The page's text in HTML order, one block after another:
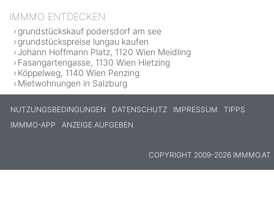
IMMMO ENTDECKEN
grundstückskauf podersdorf am see
grundstückspreise lungau kaufen
Johann Hoffmann Platz, 1120 Wien Meidling
Fasangartengasse, 1130 Wien Hietzing
Köppelweg, 1140 Wien Penzing
Mietwohnungen in Salzburg
NUTZUNGSBEDINGUNGEN DATENSCHUTZ IMPRESSUM
TIPPS
IMMMO-APP
ANZEIGE AUFGEBEN
COPYRIGHT 2009-2026 IMMMO.AT